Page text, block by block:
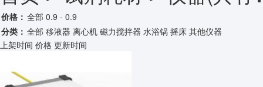
价格： 全部 0.9 - 0.9
分类： 全部 移液器 离心机 磁力搅拌器 水浴锅 摇床 其他仪器
上架时间 价格 更新时间